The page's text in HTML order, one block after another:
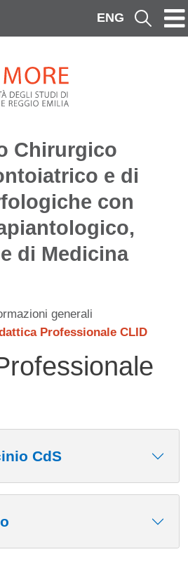
ENG Cerca
Chirurgico
e di
con
di Medicina
generali
Professionale CLID
CdS